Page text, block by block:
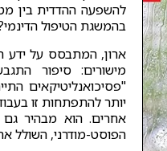
להשפעה ההדדית בין
בהמשגת הטיפול
ארון, המתבסס על ידע
מישורים: סיפור
יותר להתפתחות זו
אחרים. הוא מבהיר
הפוסט-מודרני, השולל